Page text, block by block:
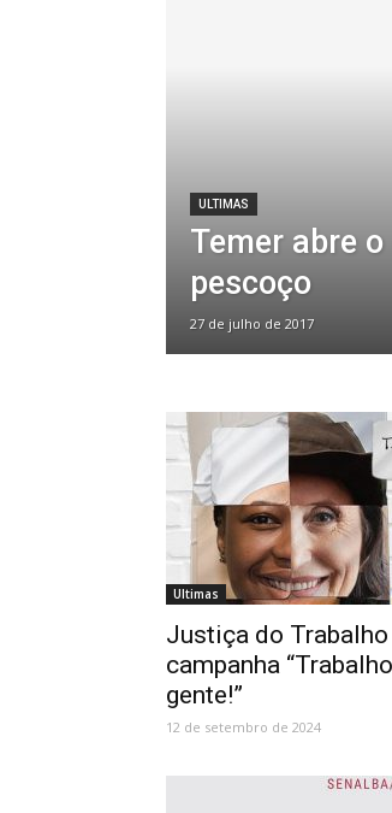
ULTIMAS
Temer abre
pescoço
27 de julho de 2017
Ultimas
Justiça do
campanha
gente!”
12 de setembro de 2024